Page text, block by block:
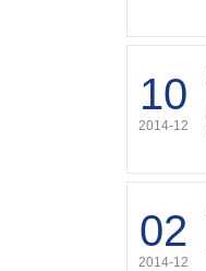
10
2014-12
02
2014-12